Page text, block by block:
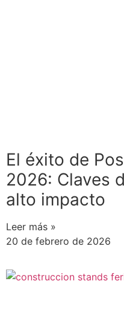
El éxito de
2026: Claves
alto impacto
Leer más »
20 de febrero de 2026